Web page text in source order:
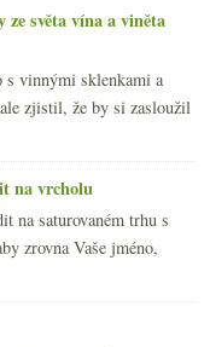
světa vína a viněta
s vinnými sklenkami a
zjistil, že by si zasloužil
na vrcholu
na saturovaném trhu s
zrovna Vaše jméno,